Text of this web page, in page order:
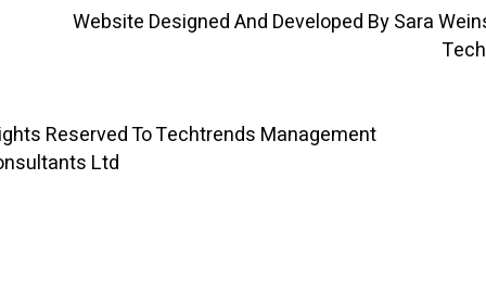
O
O
D
I
Website Designed And Developed By Sara
All Rights Reserved To Techtrends Management
Consultants Ltd ©